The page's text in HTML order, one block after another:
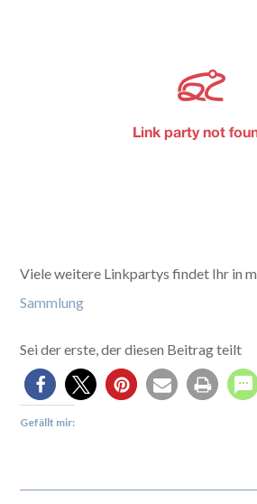
Viele weitere Linkpartys findet Ihr in
Sammlung
Sei der erste, der diesen Beitrag teilt
Gefällt mir: